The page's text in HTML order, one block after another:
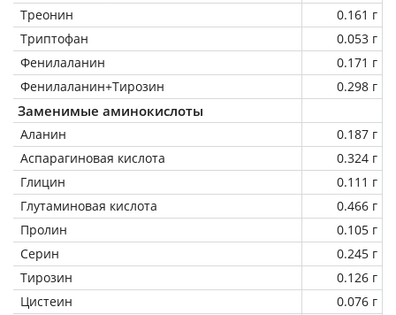
Треонин
0.161 г
Триптофан
0.053 г
Фенилаланин
0.171 г
Фенилаланин+Тирозин
0.298 г
Заменимые аминокислоты
Аланин
0.187 г
Аспарагиновая кислота
0.324 г
Глицин
0.111 г
Глутаминовая кислота
0.466 г
Пролин
0.105 г
Серин
0.245 г
Тирозин
0.126 г
Цистеин
0.076 г